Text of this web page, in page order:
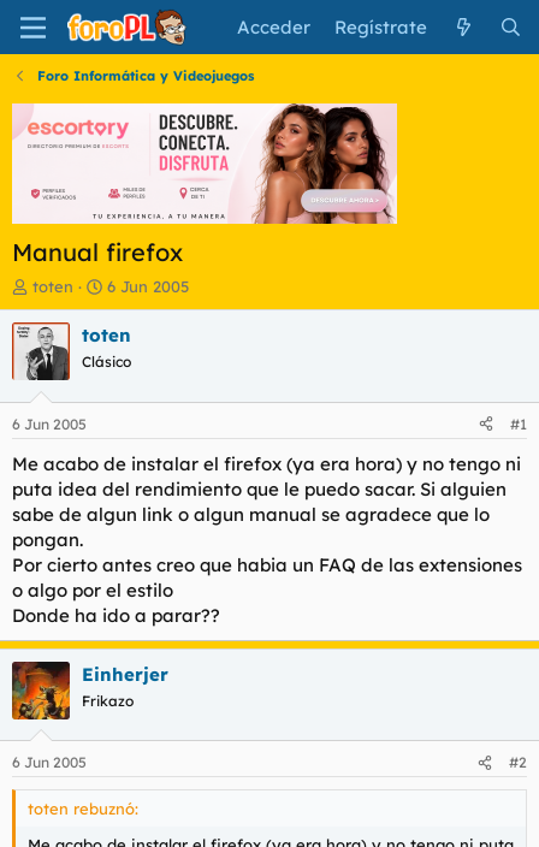
Acceder Regístrate
Foro Informática y Videojuegos
Manual firefox
I
n
i
c
i
a
d
o
r
d
e
l
t
e
m
a
toten
F
e
c
a
i
n
c
i
6 Jun 2005
toten
Clásico
6 Jun 2005 #1
Me acabo de instalar el firefox (ya era hora) y no tengo ni
puta idea del rendimiento que le puedo sacar. Si alguien
sabe de algun link o algun manual se agradece que lo
pongan.
Por cierto antes creo que habia un FAQ de las extensiones
o algo por el estilo
Donde ha ido a parar??
Einherjer
Frikazo
6 Jun 2005 #2
toten rebuznó: